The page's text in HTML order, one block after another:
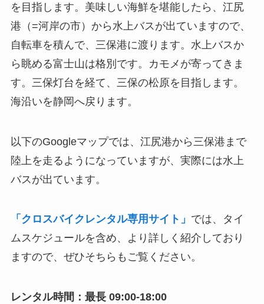
を目指します。美味しい海鮮を堪能したら、江尻
港（=河岸の市）から水上バスが出ていますので、
自転車を積んで、三保港に渡ります。水上バスか
ら眺める富士山は格別です。カモメが寄ってきま
す。三保灯台を経て、三保の松原を目指します。
海沿いを静岡へ戻ります。
以下のGoogleマップでは、江尻港から三保港まで
陸上を走るようになっていますが、実際には水上
バスが出ています。
「クロスバイクレンタル専用サイト」 では、タイ
ムスケジュールを含め、より詳しく紹介しており
ますので、ぜひそちらもご覧ください。
レンタル時間：最長 09:00-18:00